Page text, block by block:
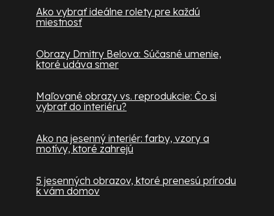
Ako vybrať ideálne rolety pre každú
miestnosť
Obrazy Dmitry Belova: Súčasné umenie,
ktoré udáva smer
Maľované obrazy vs. reprodukcie: Čo si
vybrať do interiéru?
Ako na jesenný interiér: farby, vzory a
motívy, ktoré zahrejú
5 jesenných obrazov, ktoré prenesú prírodu
k vám domov